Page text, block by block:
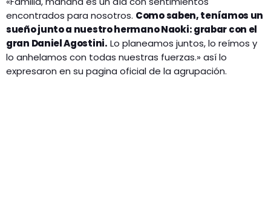
encontrados para nosotros. Como saben, teníamos un
sueño junto a nuestro hermano Naoki: grabar con el
gran Daniel Agostini. Lo planeamos juntos, lo reímos y
lo anhelamos con todas nuestras fuerzas.» así lo
expresaron en su pagina oficial de la agrupación.